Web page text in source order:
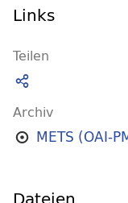
Links
Teilen
Archiv
METS (OAI-